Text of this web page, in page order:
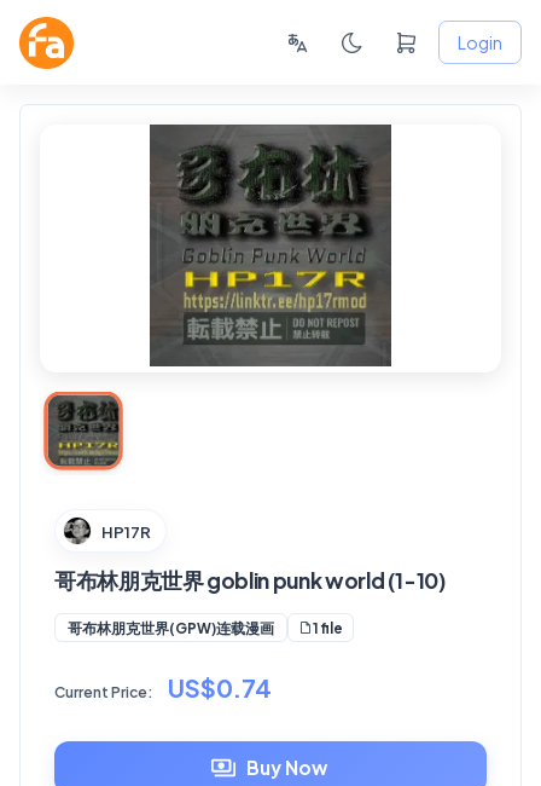
Login
HP17R
哥布林朋克世界 goblin punk world (1-10)
哥布林朋克世界(GPW)连载漫画 1 file
Current Price: US$0.74
Buy Now